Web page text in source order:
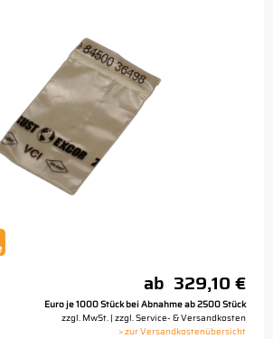
ab 329,10 €
Euro je 1000 Stück bei Abnahme ab 2500 Stück
zzgl. MwSt. | zzgl. Service- & Versandkosten
> zur Versandkostenübersicht